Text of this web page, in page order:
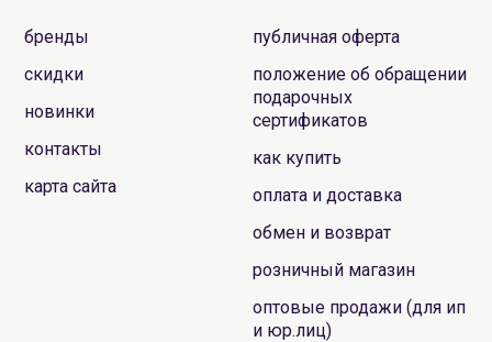
бренды
скидки
новинки
контакты
карта сайта
публичная оферта
положение об обращении
подарочных
сертификатов
как купить
оплата и доставка
обмен и возврат
розничный магазин
оптовые продажи (для ип
и юр.лиц)